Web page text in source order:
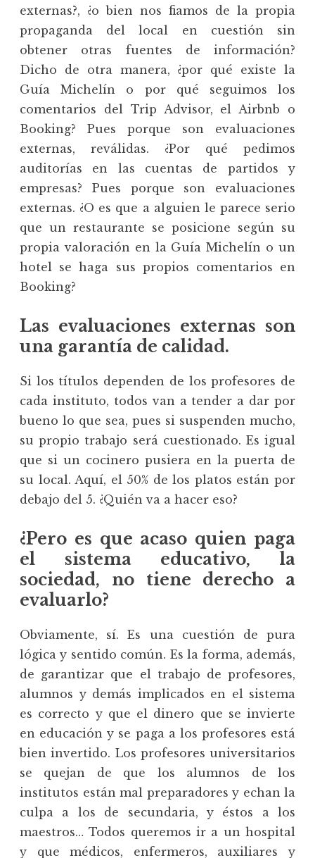
externas?, ¿o bien nos fiamos de la propia
propaganda del local en cuestión sin
obtener otras fuentes de información?
Dicho de otra manera, ¿por qué existe la
Guía Michelín o por qué seguimos los
comentarios del Trip Advisor, el Airbnb o
Booking? Pues porque son evaluaciones
externas, reválidas. ¿Por qué pedimos
auditorías en las cuentas de partidos y
empresas? Pues porque son evaluaciones
externas. ¿O es que a alguien le parece serio
que un restaurante se posicione según su
propia valoración en la Guía Michelín o un
hotel se haga sus propios comentarios en
Booking?
Las evaluaciones externas son
una garantía de calidad.
Si los títulos dependen de los profesores de
cada instituto, todos van a tender a dar por
bueno lo que sea, pues si suspenden mucho,
su propio trabajo será cuestionado. Es igual
que si un cocinero pusiera en la puerta de
su local. Aquí, el 50% de los platos están por
debajo del 5. ¿Quién va a hacer eso?
¿Pero es que acaso quien paga
el sistema educativo, la
sociedad, no tiene derecho a
evaluarlo?
Obviamente, sí. Es una cuestión de pura
lógica y sentido común. Es la forma, además,
de garantizar que el trabajo de profesores,
alumnos y demás implicados en el sistema
es correcto y que el dinero que se invierte
en educación y se paga a los profesores está
bien invertido. Los profesores universitarios
se quejan de que los alumnos de los
institutos están mal preparadores y echan la
culpa a los de secundaria, y éstos a los
maestros… Todos queremos ir a un hospital
y que médicos, enfermeros, auxiliares y